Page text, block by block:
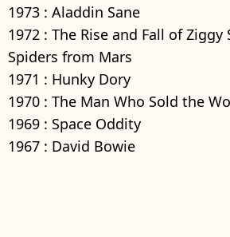
1973 : Aladdin Sane
1972 : The Rise and Fall of
Spiders from Mars
1971 : Hunky Dory
1970 : The Man Who Sold the
1969 : Space Oddity
1967 : David Bowie